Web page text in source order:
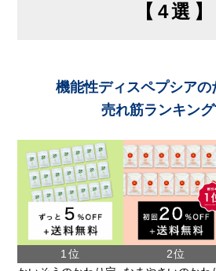
【4選】
機能性ディスペプシアの
売れ筋ランキン